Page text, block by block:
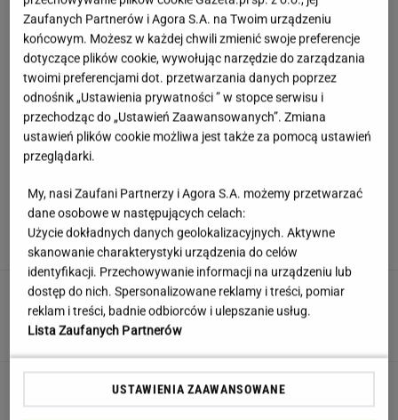
Hyży dosadnie odpowiedziała hejterom.
"Skończyła mi się cierpliwość"
Rozszyfruj skróty z czasów PRL. Tylko znawca
zdobędzie 12/12!
Wieniawa jako jurorka "TzG" to
Zaufanych Partnerów i Agora S.A. na Twoim urządzeniu
końcowym. Możesz w każdej chwili zmienić swoje preferencje
dotyczące plików cookie, wywołując narzędzie do zarządzania
twoimi preferencjami dot. przetwarzania danych poprzez
odnośnik „Ustawienia prywatności ” w stopce serwisu i
przechodząc do „Ustawień Zaawansowanych”. Zmiana
ustawień plików cookie możliwa jest także za pomocą ustawień
przeglądarki.
My, nasi Zaufani Partnerzy i Agora S.A. możemy przetwarzać
dane osobowe w następujących celach:
Użycie dokładnych danych geolokalizacyjnych. Aktywne
skanowanie charakterystyki urządzenia do celów
identyfikacji. Przechowywanie informacji na urządzeniu lub
dostęp do nich. Spersonalizowane reklamy i treści, pomiar
reklam i treści, badnie odbiorców i ulepszanie usług.
Lista Zaufanych Partnerów
USTAWIENIA ZAAWANSOWANE